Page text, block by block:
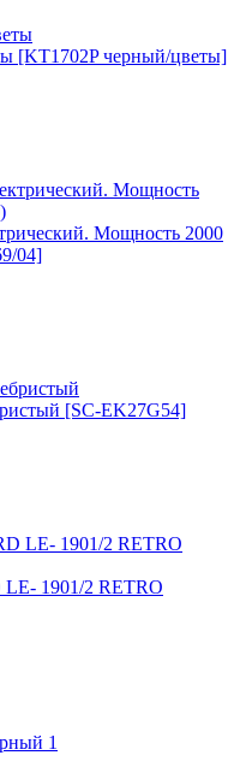
[KT1702P черный/цветы]
Мощность 2000
04]
[SC-EK27G54]
1901/2 RETRO